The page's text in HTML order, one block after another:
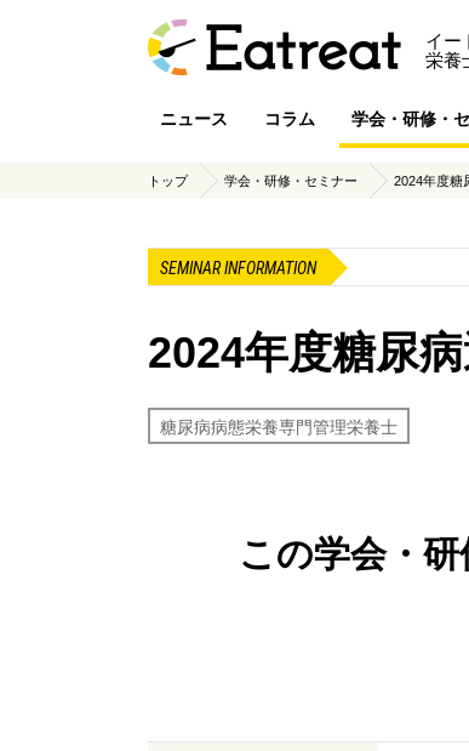
イー
栄養
ニュース コラム 学会・研修・
トップ 学会・研修・セミナー 2024年度糖
SEMINAR INFORMATION
2024年度糖尿
糖尿病病態栄養専門管理栄養士
この学会・